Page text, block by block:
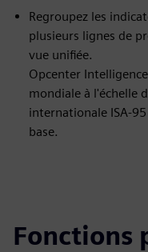
Regroupez les
plusieurs lignes de
vue unifiée.
Opcenter
mondiale à l'échelle
internationale ISA-
base.
Fonctions